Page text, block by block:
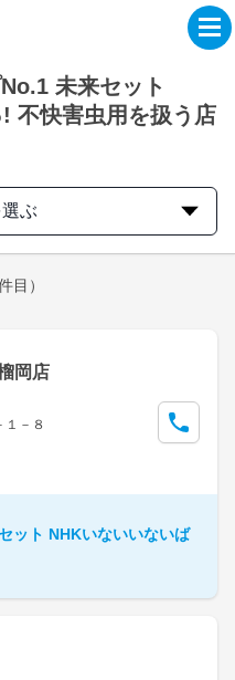
未来セット
不快害虫用を扱う店
ぶ
目）
岡店
－８
ット NHKいないいないば